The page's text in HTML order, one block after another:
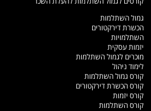
גמול השתלמות
הכשרת דירקטורים
השתלמויות
יזמות עסקית
מוכרים לגמול השתלמות
לימוד ניהול
קורס גמול השתלמות
קורס הכשרת דירקטורים
קורס יזמות
קורס השתלמות